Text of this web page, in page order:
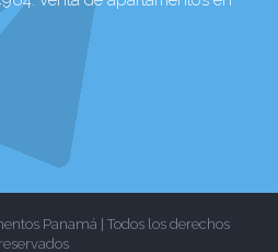
Panamá | Todos los derechos
reservados